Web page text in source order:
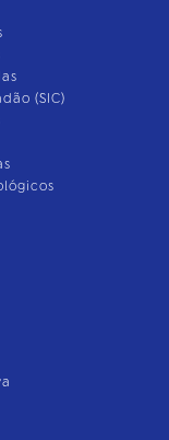
(SIC)